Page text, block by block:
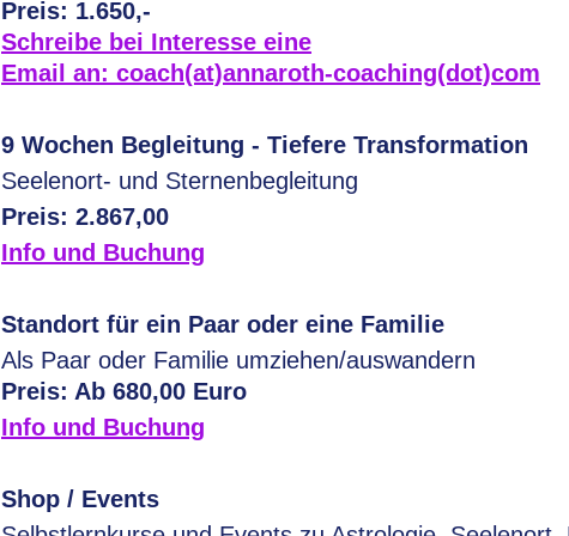
Preis: 1.650,-
Schreibe bei Interesse eine
Email an: coach(at)annaroth-coaching(dot)com
9 Wochen Begleitung - Tiefere Transformation
Seelenort- und Sternenbegleitung
Preis: 2.867,00
Info und Buchung
Standort für ein Paar oder eine Familie
Als Paar oder Familie umziehen/auswandern
Preis: Ab 680,00 Euro
Info und Buchung
Shop / Events